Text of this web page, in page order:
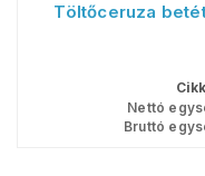
Töltőceruza betét
Nettó
Bruttó